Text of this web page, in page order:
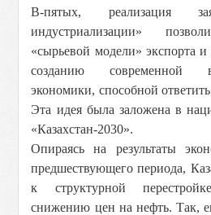
В-пятых, реализация
индустриализации»
«сырьевой модели» экспорта
созданию современной
экономики, способной
Эта идея была заложена в
«Казахстан-2030».
Опираясь на результаты
предшествующего периода,
к структурной
снижению цен на нефть. Так,